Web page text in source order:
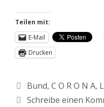
Teilen mit:
E-Mail
Drucken
Bund, C O R O N A,
Schreibe einen